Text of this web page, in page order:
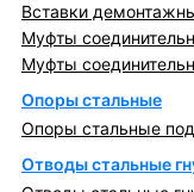
Вставки
Муфты
Муфты
Опоры стальные
Опоры стальные
Отводы стальные